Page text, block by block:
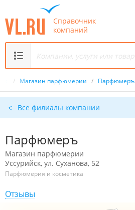
Справочник
компаний
/ Магазин парфюмерии / Парфюмеръ
Все филиалы компании
Парфюмеръ
Магазин парфюмерии
Уссурийск, ул. Суханова, 52
Парфюмерия и косметика
Отзывы